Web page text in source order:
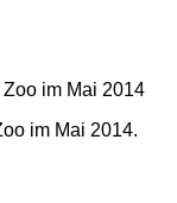
im Mai 2014.